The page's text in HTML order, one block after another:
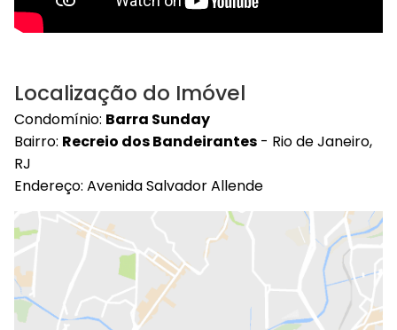
Localização do Imóvel
Condomínio: Barra Sunday
Bairro: Recreio dos Bandeirantes - Rio de Janeiro,
RJ
Endereço: Avenida Salvador Allende